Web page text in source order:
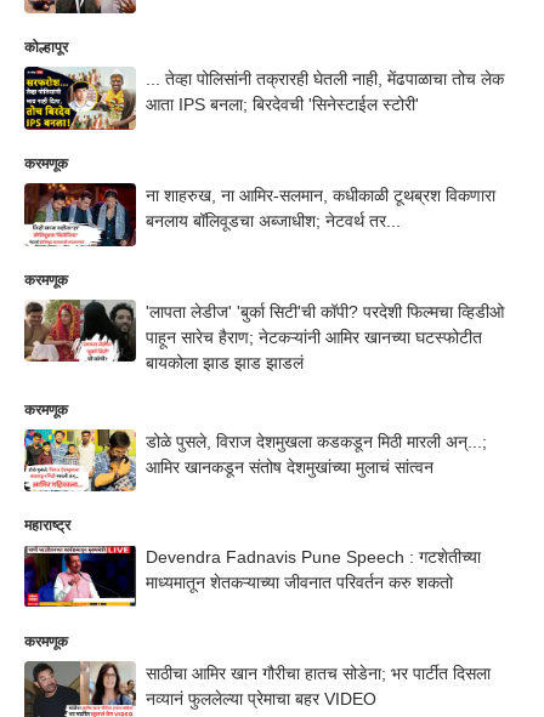
कोल्हापूर
... तेव्हा पोलिसांनी तक्रारही घेतली नाही, मेंढपाळाचा तोच लेक
आता IPS बनला; बिरदेवची 'सिनेस्टाईल स्टोरी'
करमणूक
ना शाहरुख, ना आमिर-सलमान, कधीकाळी टूथब्रश विकणारा
बनलाय बॉलिवूडचा अब्जाधीश; नेटवर्थ तर...
करमणूक
'लापता लेडीज' 'बुर्का सिटी'ची कॉपी? परदेशी फिल्मचा व्हिडीओ
पाहून सारेच हैराण; नेटकऱ्यांनी आमिर खानच्या घटस्फोटीत
बायकोला झाड झाड झाडलं
करमणूक
डोळे पुसले, विराज देशमुखला कडकडून मिठी मारली अन्...;
आमिर खानकडून संतोष देशमुखांच्या मुलाचं सांत्वन
महाराष्ट्र
Devendra Fadnavis Pune Speech : गटशेतीच्या
माध्यमातून शेतकऱ्याच्या जीवनात परिवर्तन करु शकतो
करमणूक
साठीचा आमिर खान गौरीचा हातच सोडेना; भर पार्टीत दिसला
नव्यानं फुललेल्या प्रेमाचा बहर VIDEO